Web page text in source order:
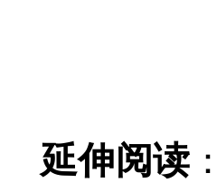
延伸阅读